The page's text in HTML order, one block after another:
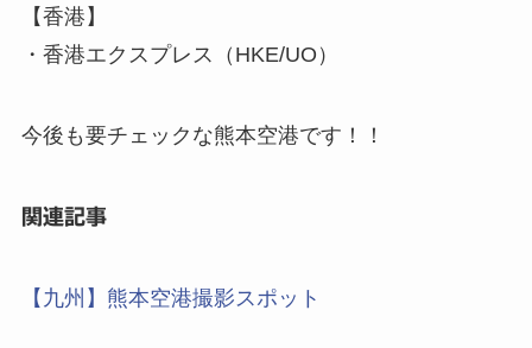
【香港】
・香港エクスプレス（HKE/UO）
今後も要チェックな熊本空港です！！
関連記事
【九州】熊本空港撮影スポット